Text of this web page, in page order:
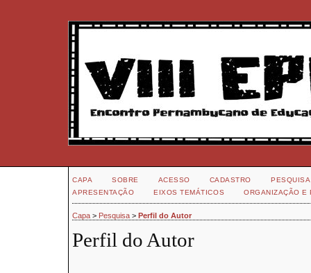
CAPA SOBRE ACESSO CADASTRO
PESQUISA
APRESENTAÇÃO
EIXOS TEMÁTICOS ORGANIZAÇÃO E
Capa > Pesquisa > Perfil do Autor
Perfil do Autor